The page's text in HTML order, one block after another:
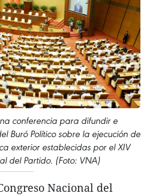
conferencia para difundir e
Buró Político sobre la ejecución de
exterior establecidas por el XIV
del Partido. (Foto: VNA)
Nacional del